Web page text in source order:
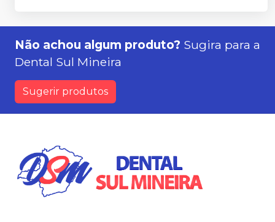
Não achou algum produto? Sugira para a
Dental Sul Mineira
Sugerir produtos